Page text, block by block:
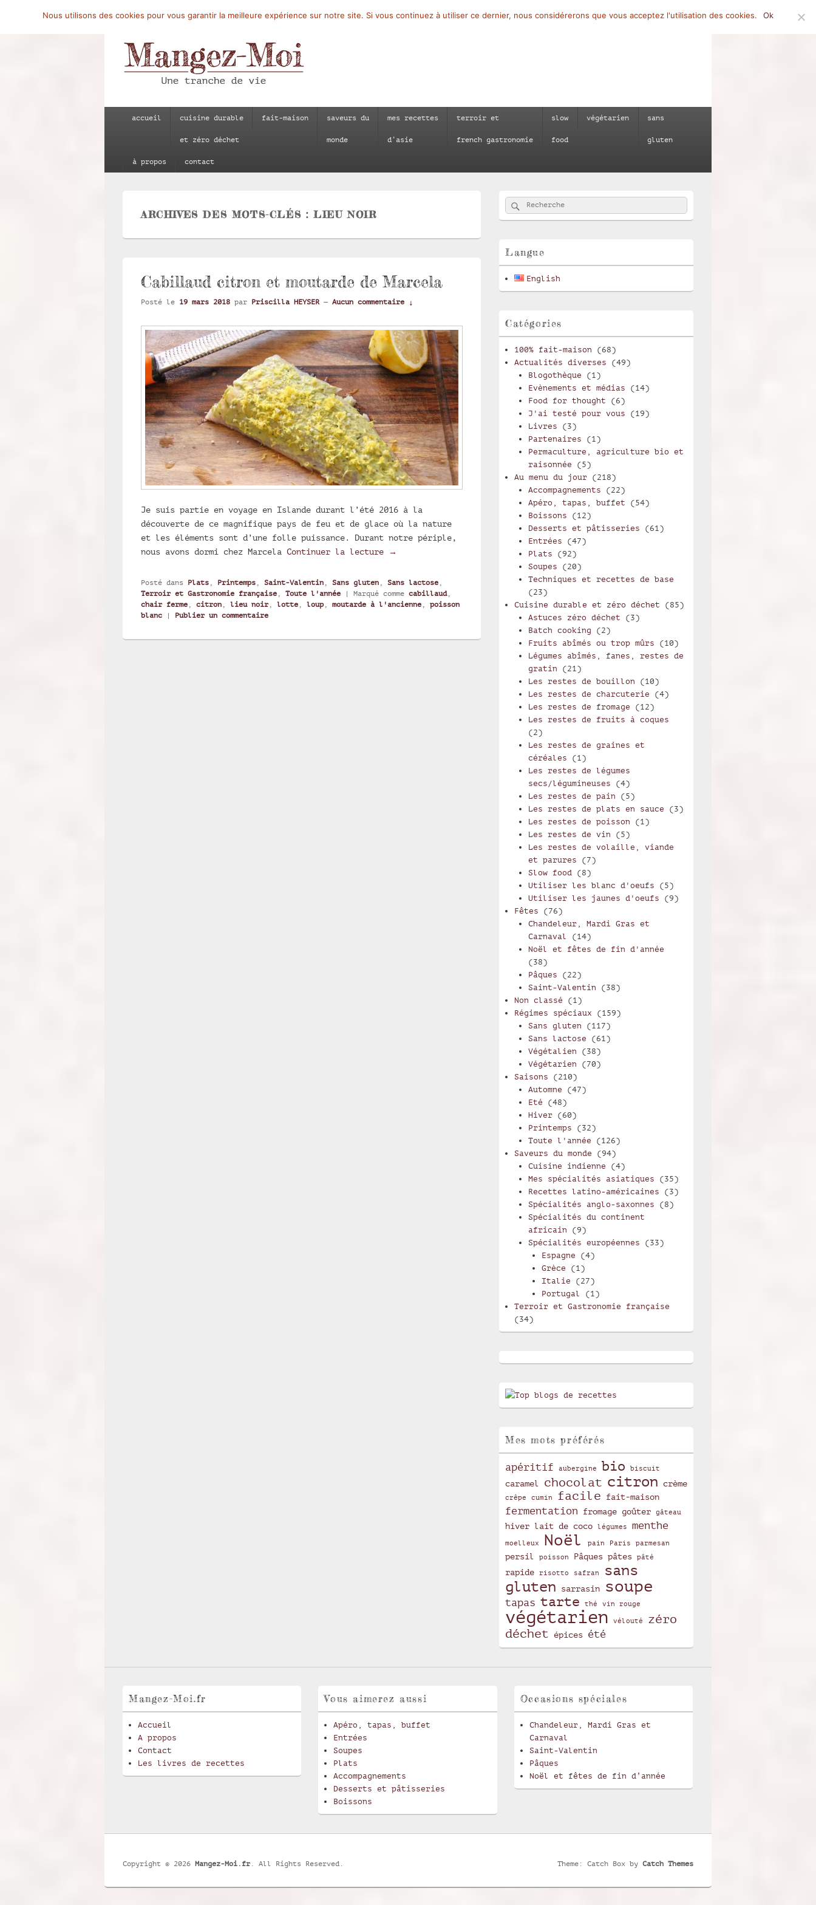
Mangez-Moi.fr
accueil cuisine durable
et zéro déchet
fait-maison saveurs du
monde
mes recettes
d’asie
terroir et
french gastronomie
slow
food
végétarien sans
gluten
à propos contact
ARCHIVES DES MOTS-CLÉS :LIEU NOIR
Cabillaud citron et moutarde de Marcela
Posté le 19 mars 2018 par Priscilla HEYSER — Aucun commentaire ↓
Je suis partie en voyage en Islande durant l’été 2016 à la
découverte de ce magnifique pays de feu et de glace où la nature
et les éléments sont d’une folle puissance. Durant notre périple,
nous avons dormi chez Marcela Continuer la lecture Cabillaud citron et moutarde de Marcela
→
Posté dans Plats Printemps Saint-Valentin Sans gluten Sans lactose
Terroir et Gastronomie française
Toute l'année | Marqué comme cabillaud,
chair ferme
citron lieu noir, lotte loup moutarde à l'ancienne
poisson
blanc
| Publier un commentaire
Zone
principale
de
Recherche :
Rechercher
Langue
English
Catégories
100% fait-maison (68)
Actualités diverses (49)
Blogothèque (1)
Evènements et médias (14)
Food for thought (6)
J'ai testé pour vous (19)
Livres (3)
Partenaires (1)
Permaculture, agriculture bio et
raisonnée (5)
Au menu du jour (218)
Accompagnements (22)
Apéro, tapas, buffet (54)
Boissons (12)
Desserts et pâtisseries (61)
Entrées (47)
Plats (92)
Soupes (20)
Techniques et recettes de base
(23)
Cuisine durable et zéro déchet (85)
Astuces zéro déchet (3)
Batch cooking (2)
Fruits abîmés ou trop mûrs (10)
Légumes abîmés, fanes, restes de
gratin (21)
Les restes de bouillon (10)
Les restes de charcuterie (4)
Les restes de fromage (12)
Les restes de fruits à coques
(2)
Les restes de graines et
céréales (1)
Les restes de légumes
secs/légumineuses (4)
Les restes de pain (5)
Les restes de plats en sauce (3)
Les restes de poisson (1)
Les restes de vin (5)
Les restes de volaille, viande
et parures (7)
Slow food(8)
Utiliser les blanc d'oeufs (5)
Utiliser les jaunes d'oeufs (9)
Fêtes (76)
Chandeleur, Mardi Gras et
Carnaval (14)
Noël et fêtes de fin d'année
(38)
Pâques (22)
Saint-Valentin (38)
Non classé (1)
Régimes spéciaux (159)
Sans gluten (117)
Sans lactose (61)
Végétalien (38)
Végétarien (70)
Saisons (210)
Automne (47)
Eté (48)
Hiver(60)
Printemps (32)
Toute l'année (126)
Saveurs du monde (94)
Cuisine indienne (4)
Mes spécialités asiatiques (35)
Recettes latino-américaines (3)
Spécialités anglo-saxonnes (8)
Spécialités du continent
africain (9)
Spécialités européennes (33)
Espagne (4)
Grèce (1)
Italie (27)
Portugal
(1)
Terroir et Gastronomie française
(34)
Mes mots préférés
apéritif aubergine bio biscuit
caramel chocolat citron crème
crêpe cumin facile fait-maison
fermentation fromage goûter gâteau
hiver lait de coco légumes menthe
moelleux Noël pain Paris parmesan
persil poisson Pâques pâtes pâté
rapide risotto safran
sans
gluten
sarrasin soupe
tapas tarte thé vin rouge
végétarien vélouté
zéro
déchet
épices été
Mangez-Moi.fr
Accueil
A propos
Contact
Les livres de recettes
Vous aimerez aussi
Apéro, tapas, buffet
Entrées
Soupes
Plats
Accompagnements
Desserts et pâtisseries
Boissons
Occasions spéciales
Chandeleur, Mardi Gras et
Carnaval
Saint-Valentin
Pâques
Noël et fêtes de fin d’année
Copyright © 2026 Mangez-Moi.fr. All Rights Reserved. Theme: Catch Box by Catch Themes
Nous utilisons des cookies pour vous garantir la meilleure expérience sur notre site. Si vous continuez à utiliser ce dernier, nous considérerons que vous acceptez l'utilisation des cookies. Ok